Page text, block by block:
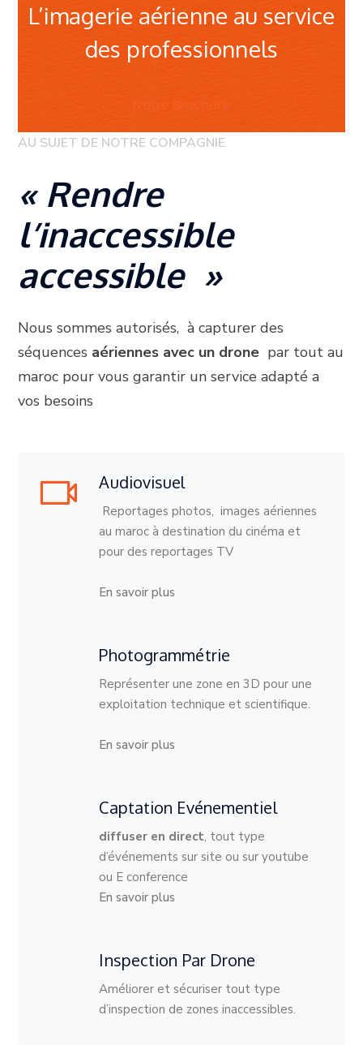
L’imagerie aérienne au service
des professionnels
AU SUJET DE NOTRE COMPAGNIE
« Rendre
l’inaccessible
accessible »
Nous sommes autorisés, à capturer des
séquences aériennes avec un drone par tout au
maroc pour vous garantir un service adapté a
vos besoins
Audiovisuel
Reportages photos, images aériennes
au maroc à destination du cinéma et
pour des reportages TV
En savoir plus
Photogrammétrie
Représenter une zone en 3D pour une
exploitation technique et scientifique.
En savoir plus
Captation Evénementiel
diffuser en direct, tout type
d’événements sur site ou sur youtube
ou E conference
En savoir plus
Inspection Par Drone
Améliorer et sécuriser tout type
d’inspection de zones inaccessibles.